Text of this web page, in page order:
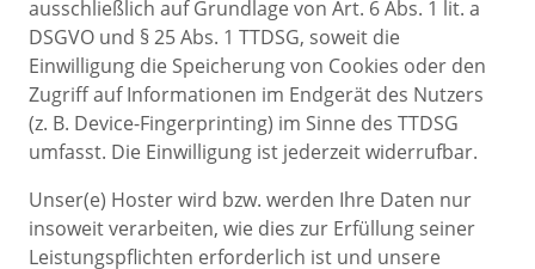
ausschließlich auf Grundlage von Art. 6 Abs. 1 lit. a
DSGVO und § 25 Abs. 1 TTDSG, soweit die
Einwilligung die Speicherung von Cookies oder den
Zugriff auf Informationen im Endgerät des Nutzers
(z. B. Device-Fingerprinting) im Sinne des TTDSG
umfasst. Die Einwilligung ist jederzeit widerrufbar.
Unser(e) Hoster wird bzw. werden Ihre Daten nur
insoweit verarbeiten, wie dies zur Erfüllung seiner
Leistungspflichten erforderlich ist und unsere